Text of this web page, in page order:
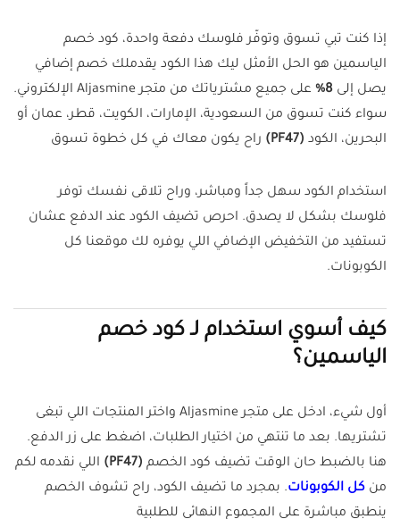
إذا كنت تبي تسوق وتوفّر فلوسك دفعة واحدة، كود خصم
الياسمين هو الحل الأمثل ليك هذا الكود يقدملك خصم إضافي
يصل إلى 8%
على جميع مشترياتك من متجر Aljasmine الإلكتروني.
سواء كنت تسوق من السعودية، الإمارات، الكويت، قطر، عمان أو
البحرين، الكود (PF47) راح يكون معاك في كل خطوة تسوق
استخدام الكود سهل جداً ومباشر، وراح تلاقى نفسك توفر
فلوسك بشكل لا يصدق. احرص تضيف الكود عند الدفع عشان
تستفيد من التخفيض الإضافي اللي يوفره لك موقعنا كل
الكوبونات.
كيف أسوي استخدام لـ كود خصم
الياسمين؟
أول شيء، ادخل على متجر Aljasmine واختر المنتجات اللي تبغى
تشتريها. بعد ما تنتهي من اختيار الطلبات، اضغط على زر الدفع.
هنا بالضبط حان الوقت تضيف كود الخصم (PF47)
اللي نقدمه لكم
من كل الكوبونات. بمجرد ما تضيف الكود، راح تشوف الخصم
ينطبق مباشرة على المجموع النهائي للطلبية